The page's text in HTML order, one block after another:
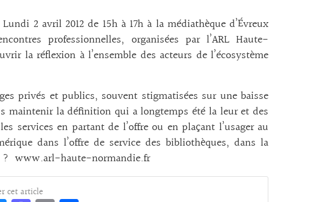
2 avril 2012 de 15h à 17h à la médiathèque d’Évreux
professionnelles, organisées par l’ARL Haute-
la réflexion à l’ensemble des acteurs de l’écosystème
privés et publics, souvent stigmatisées sur une baisse
maintenir la définition qui a longtemps été la leur et des
services en partant de l’offre ou en plaçant l’usager au
dans l’offre de service des bibliothèques, dans la
? www.arl-haute-normandie.fr
cet article